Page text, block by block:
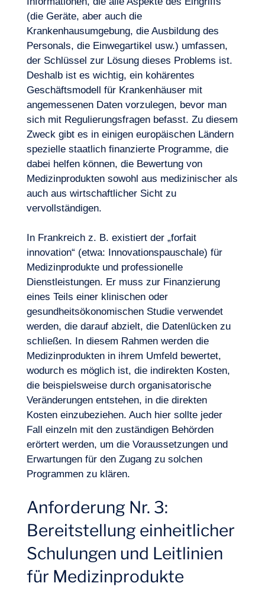
(die Geräte, aber auch die
Krankenhausumgebung, die Ausbildung des
Personals, die Einwegartikel usw.) umfassen,
der Schlüssel zur Lösung dieses Problems ist.
Deshalb ist es wichtig, ein kohärentes
Geschäftsmodell für Krankenhäuser mit
angemessenen Daten vorzulegen, bevor man
sich mit Regulierungsfragen befasst. Zu diesem
Zweck gibt es in einigen europäischen Ländern
spezielle staatlich finanzierte Programme, die
dabei helfen können, die Bewertung von
Medizinprodukten sowohl aus medizinischer als
auch aus wirtschaftlicher Sicht zu
vervollständigen.
In Frankreich z. B. existiert der „forfait
innovation“ (etwa: Innovationspauschale) für
Medizinprodukte und professionelle
Dienstleistungen. Er muss zur Finanzierung
eines Teils einer klinischen oder
gesundheitsökonomischen Studie verwendet
werden, die darauf abzielt, die Datenlücken zu
schließen. In diesem Rahmen werden die
Medizinprodukten in ihrem Umfeld bewertet,
wodurch es möglich ist, die indirekten Kosten,
die beispielsweise durch organisatorische
Veränderungen entstehen, in die direkten
Kosten einzubeziehen. Auch hier sollte jeder
Fall einzeln mit den zuständigen Behörden
erörtert werden, um die Voraussetzungen und
Erwartungen für den Zugang zu solchen
Programmen zu klären.
Anforderung Nr. 3:
Bereitstellung einheitlicher
Schulungen und Leitlinien
für Medizinprodukte